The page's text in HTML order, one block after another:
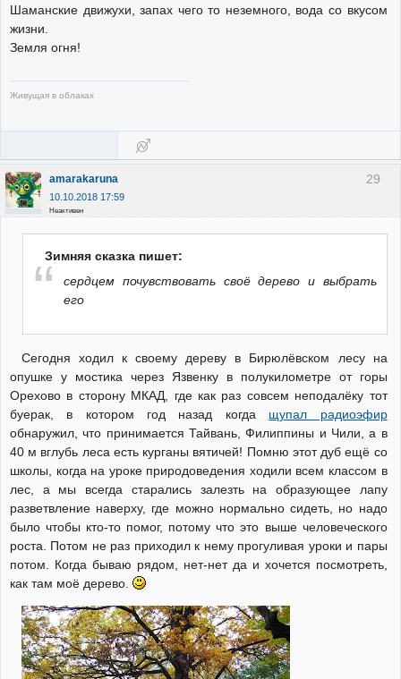
Шаманские движухи, запах чего то неземного, вода со вкусом
жизни.
Земля огня!
Живущая в облаках
29
amarakaruna
10.10.2018 17:59
Неактивен
Зимняя сказка пишет:
сердцем почувствовать своё дерево и выбрать
его
Сегодня ходил к своему дереву в Бирюлёвском лесу на
опушке у мостика через Язвенку в полукилометре от горы
Орехово в сторону МКАД, где как раз совсем неподалёку тот
буерак, в котором год назад когда щупал радиоэфир
обнаружил, что принимается Тайвань, Филиппины и Чили, а в
40 м вглубь леса есть курганы вятичей! Помню этот дуб ещё со
школы, когда на уроке природоведения ходили всем классом в
лес, а мы всегда старались залезть на образующее лапу
разветвление наверху, где можно нормально сидеть, но надо
было чтобы кто-то помог, потому что это выше человеческого
роста. Потом не раз приходил к нему прогуливая уроки и пары
потом. Когда бываю рядом, нет-нет да и хочется посмотреть,
как там моё дерево.